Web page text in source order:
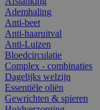
Ademhaling
Anti-beet
Anti-haaruitval
Anti-Luizen
Bloedcirculatie
Complex - combinaties
Dagelijks welzijn
Essentiële oliën
Gewrichten & spieren